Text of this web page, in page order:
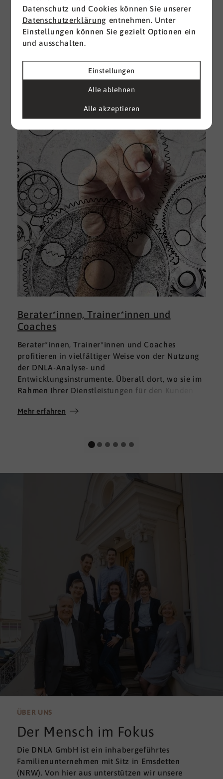
Berater*innen, Trainer*innen und
Coaches
Berater*innen, Trainer*innen und Coaches
profitieren in vielfältiger Weise von der Nutzung
der DNLA-Analyse- und
Entwicklungsinstrumente. Überall dort, wo sie im
Rahmen Ihrer Dienstleistungen für den Kunden
Soft Skills brauchen, finden sie in DNLA den
Mehr erfahren
ÜBER UNS
Der Mensch im Fokus
Die DNLA GmbH ist ein inhabergeführtes
Familienunternehmen mit Sitz in Emsdetten
(NRW). Von hier aus unterstützen wir unsere
Datenschutz und Cookies können Sie unserer
Datenschutzerklärung entnehmen. Unter
Einstellungen können Sie gezielt Optionen ein
und ausschalten.
Einstellungen
Alle ablehnen
Alle akzeptieren